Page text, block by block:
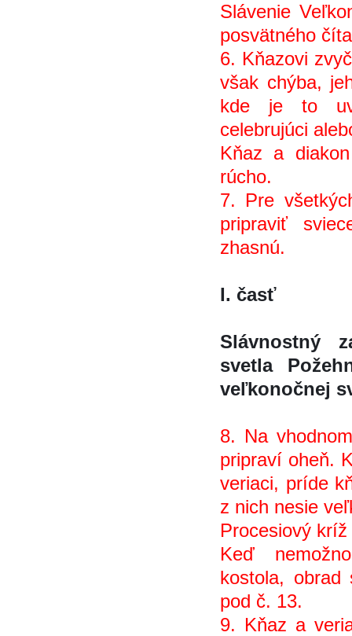
Slávenie
posvätného
6. Kňazovi
však chýba,
kde je to
celebrujúci
Kňaz a
rúcho.
7. Pre
pripraviť
zhasnú.
I. časť
Slávnostný
svetla
veľkonočnej
8. Na
pripraví oheň.
veriaci, príde
z nich nesie
Procesiový
Keď
kostola, obrad
pod č. 13.
9. Kňaz a